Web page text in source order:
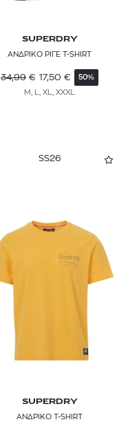
SUPERDRY
ΑΝΔΡΙΚΟ ΡΙΓΕ T-SHIRT
34,99 € 17,50 € 50%
M, L, XL, XXXL
SS26
SUPERDRY
ΑΝΔΡΙΚΟ T-SHIRT